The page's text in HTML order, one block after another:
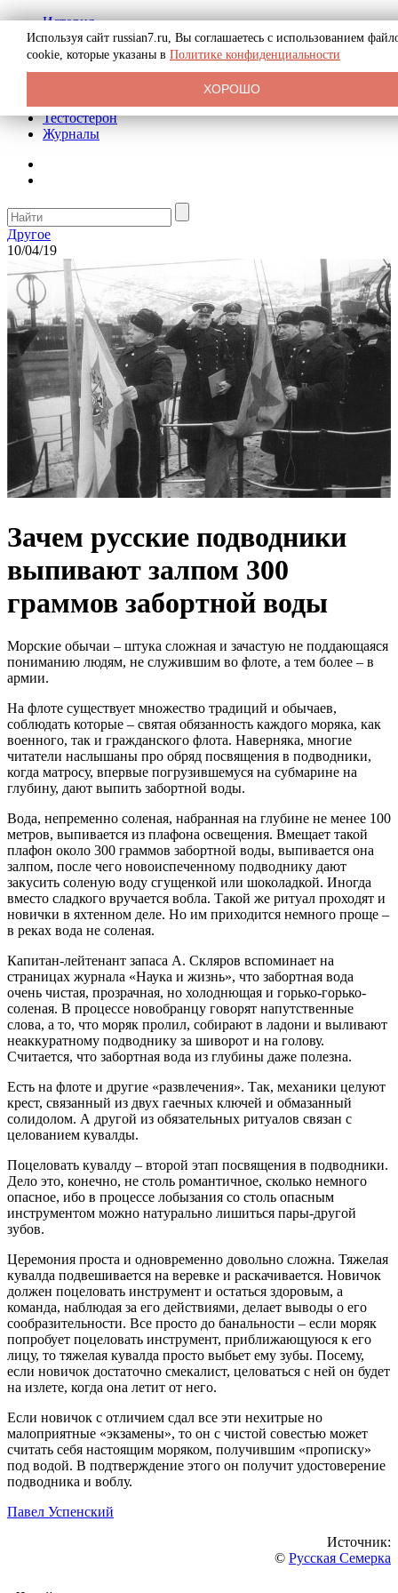
История
Биография
Криминал
Реклама на сайте
Тестостерон
Журналы
Другое
10/04/19
Зачем русские подводники
выпивают залпом 300
граммов забортной воды
Морские обычаи – штука сложная и зачастую не поддающаяся
пониманию людям, не служившим во флоте, а тем более – в
армии.
На флоте существует множество традиций и обычаев,
соблюдать которые – святая обязанность каждого моряка, как
военного, так и гражданского флота. Наверняка, многие
читатели наслышаны про обряд посвящения в подводники,
когда матросу, впервые погрузившемуся на субмарине на
глубину, дают выпить забортной воды.
Вода, непременно соленая, набранная на глубине не менее 100
метров, выпивается из плафона освещения. Вмещает такой
плафон около 300 граммов забортной воды, выпивается она
залпом, после чего новоиспеченному подводнику дают
закусить соленую воду сгущенкой или шоколадкой. Иногда
вместо сладкого вручается вобла. Такой же ритуал проходят и
новички в яхтенном деле. Но им приходится немного проще –
в реках вода не соленая.
Капитан-лейтенант запаса А. Скляров вспоминает на
страницах журнала «Наука и жизнь», что забортная вода
очень чистая, прозрачная, но холоднющая и горько-горько-
соленая. В процессе новобранцу говорят напутственные
слова, а то, что моряк пролил, собирают в ладони и выливают
неаккуратному подводнику за шиворот и на голову.
Считается, что забортная вода из глубины даже полезна.
Есть на флоте и другие «развлечения». Так, механики целуют
крест, связанный из двух гаечных ключей и обмазанный
солидолом. А другой из обязательных ритуалов связан с
целованием кувалды.
Поцеловать кувалду – второй этап посвящения в подводники.
Дело это, конечно, не столь романтичное, сколько немного
опасное, ибо в процессе лобызания со столь опасным
инструментом можно натурально лишиться пары-другой
зубов.
Церемония проста и одновременно довольно сложна. Тяжелая
кувалда подвешивается на веревке и раскачивается. Новичок
должен поцеловать инструмент и остаться здоровым, а
команда, наблюдая за его действиями, делает выводы о его
сообразительности. Все просто до банальности – если моряк
попробует поцеловать инструмент, приближающуюся к его
лицу, то тяжелая кувалда просто выбьет ему зубы. Посему,
если новичок достаточно смекалист, целоваться с ней он будет
на излете, когда она летит от него.
Если новичок с отличием сдал все эти нехитрые но
малоприятные «экзамены», то он с чистой совестью может
считать себя настоящим моряком, получившим «прописку»
под водой. В подтверждение этого он получит удостоверение
подводника и воблу.
Павел Успенский
Источник:
© Русская Семерка
Используя сайт russian7.ru, Вы соглашаетесь с использованием
cookie, которые указаны в Политике конфиденциальности
ХОРОШО